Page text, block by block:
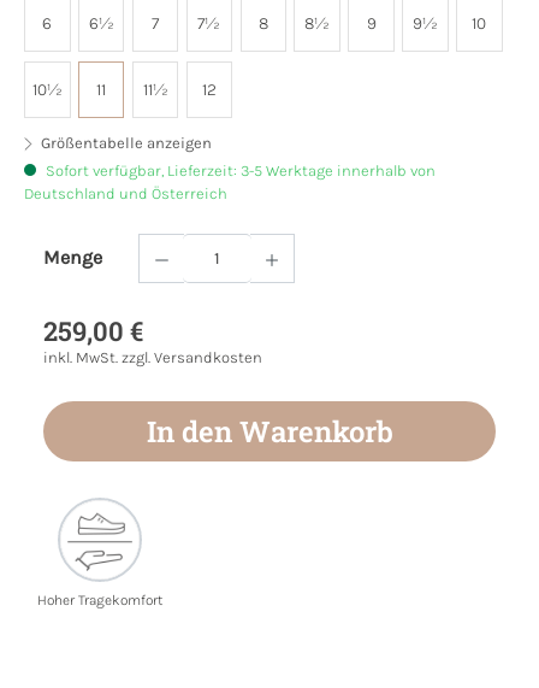
6 6½ 7 7½ 8 8½ 9 9½ 10
10½ 11 11½ 12
Größentabelle anzeigen
Sofort verfügbar, Lieferzeit: 3-5 Werktage innerhalb von
Deutschland und Österreich
Menge
Produkt Anzahl: Gib den gewünschten
259,00 €
inkl. MwSt. zzgl. Versandkosten
In den Warenkorb
Hoher Tragekomfort